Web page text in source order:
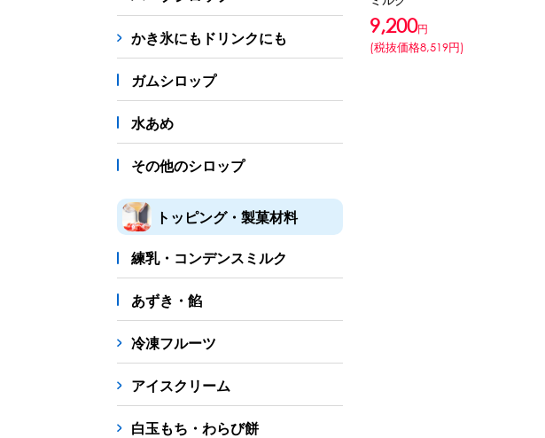
氷旗 のぼり 横幕 ポスター その他のPRアイテム
かき氷書籍
かき氷コレクション
かき氷にもドリンクにも
ガムシロップ
水あめ
その他のシロップ
トッピング・製菓材料
練乳・コンデンスミルク
あずき・餡
冷凍フルーツ
アイスクリーム
白玉もち・わらび餅
9,200円
(税抜価格8,519円)